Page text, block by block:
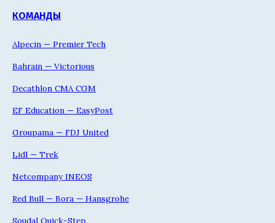
КОМАНДЫ
Alpecin — Premier Tech
Bahrain — Victorious
Decathlon CMA CGM
EF Education — EasyPost
Groupama — FDJ United
Lidl — Trek
Netcompany INEOS
Red Bull — Bora — Hansgrohe
Soudal Quick-Step